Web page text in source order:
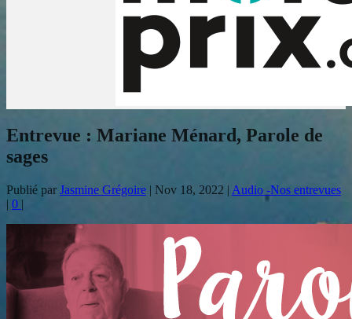
Entrevue : Mariane Ménard, Parole de
sages
Publié par Jasmine Grégoire | Nov 18, 2022 | Audio -Nos entrevues
| 0 |